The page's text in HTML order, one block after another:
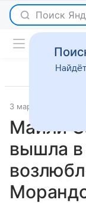
Поиск
3 марта 2025
Майли
вышла в